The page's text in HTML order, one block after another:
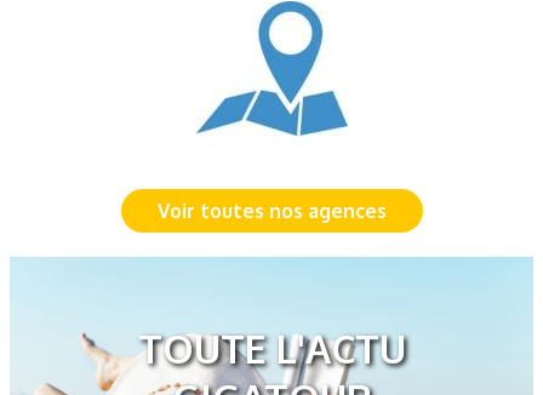
Voir toutes nos agences
TOUTE L'ACTU